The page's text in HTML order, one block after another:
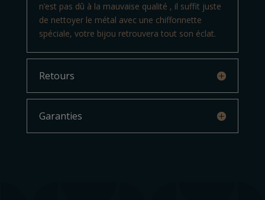
n’est pas dû à la mauvaise qualité , il suffit juste
de nettoyer le métal avec une chiffonnette
spéciale, votre bijou retrouvera tout son éclat.
Retours
Garanties